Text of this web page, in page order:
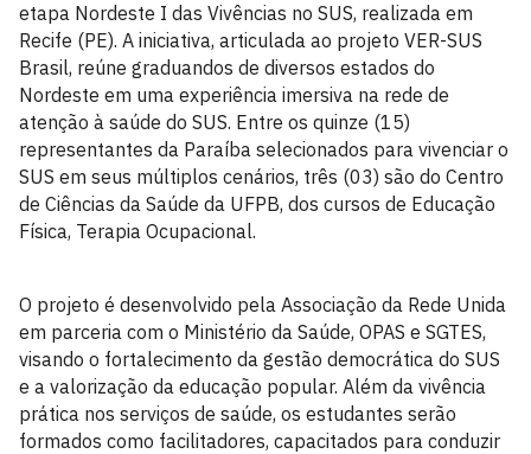
etapa Nordeste I das Vivências no SUS, realizada em
Recife (PE). A iniciativa, articulada ao projeto VER-SUS
Brasil, reúne graduandos de diversos estados do
Nordeste em uma experiência imersiva na rede de
atenção à saúde do SUS. Entre os quinze (15)
representantes da Paraíba selecionados para vivenciar o
SUS em seus múltiplos cenários, três (03) são do Centro
de Ciências da Saúde da UFPB, dos cursos de Educação
Física, Terapia Ocupacional.
O projeto é desenvolvido pela Associação da Rede Unida
em parceria com o Ministério da Saúde, OPAS e SGTES,
visando o fortalecimento da gestão democrática do SUS
e a valorização da educação popular. Além da vivência
prática nos serviços de saúde, os estudantes serão
formados como facilitadores, capacitados para conduzir